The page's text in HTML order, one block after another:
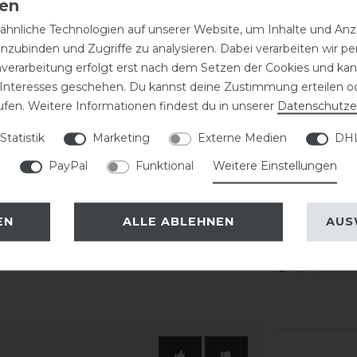
angenehm warm.
warm
Umweltstandards
SKU:ARI-
EAN:
5
2
1
Technologien auf unserer Website, um Inhalte und
und Zugriffe zu analysieren. Dabei verarbeiten wir
erfolgt erst nach dem Setzen der Cookies und
geschehen. Du kannst deine Zustimmung erteilen
Weitere Informationen findest du in unserer
Statistik Marketing Externe Medien
PayPal
Funktional Weitere Einstellungen
ALLE ABLEHNEN